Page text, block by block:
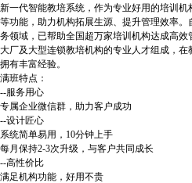
新一代智能教培系统，作为专业好用的培训
等功能，助力机构拓展生源、提升管理效率。
务领域，已帮助全国超万家培训机构达成高
大厂及大型连锁教培机构的专业人才组成，
拥有丰富经验。
满班特点：
--服务用心
专属企业微信群，助力客户成功
--设计匠心
系统简单易用，10分钟上手
每月保持2-3次升级，与客户共同成长
--高性价比
满足机构功能，好用不贵